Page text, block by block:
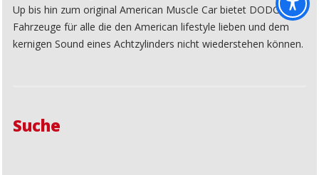
Up bis hin zum original American Muscle Car bietet DODGE®
Fahrzeuge für alle die den American lifestyle lieben und dem
kernigen Sound eines Achtzylinders nicht wiederstehen können.
Suche